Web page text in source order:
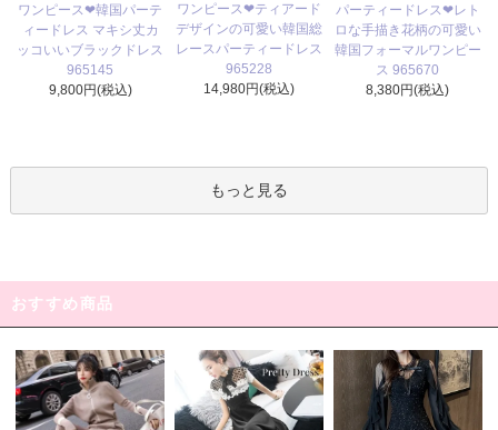
ワンピース❤韓国パーテ
ィードレス マキシ丈カ
ッコいいブラックドレス
965145
9,800円(税込)
ワンピース❤ティアード
デザインの可愛い韓国総
レースパーティードレス
965228
14,980円(税込)
パーティードレス❤レト
ロな手描き花柄の可愛い
韓国フォーマルワンピー
ス 965670
8,380円(税込)
もっと見る
おすすめ商品